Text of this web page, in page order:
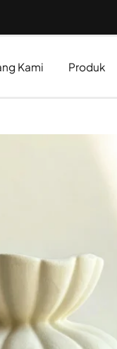
Kami Produk